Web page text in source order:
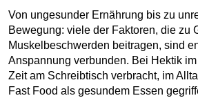
Von ungesunder Ernährung bis zu
Bewegung: viele der Faktoren, die zu
Muskelbeschwerden beitragen, sind
Anspannung verbunden. Bei Hektik
Zeit am Schreibtisch verbracht, im
Fast Food als gesundem Essen